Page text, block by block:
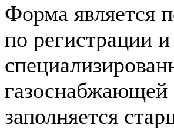
Форма является
по регистрации
заполняется